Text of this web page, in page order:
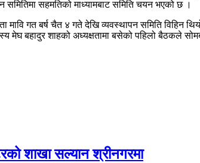
समितिमा सहमतिको माध्यामबाट समिति चयन भएको छ ।
मावि गत बर्ष चैत ४ गते देखि व्यवस्थापन समिति
मेघ बहादुर शाहको अध्यक्षतामा बसेको पहिलो बैठकले
शाखा सल्यान श्रीनगरमा